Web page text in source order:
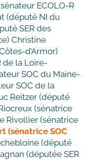
ECOLO-R
(député NI du
SER des
Christine
d’Armor)
de la Loire-
SOC du Maine-
SOC de la
Reitzer (député
(sénatrice
Rivollier (sénatrice
(sénatrice SOC
(député
(députée SER